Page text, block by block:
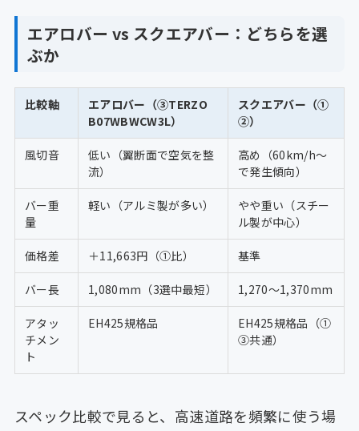
エアロバー vs スクエアバー：どちらを選
ぶか
比較軸
エアロバー（③TERZO
B07WBWCW3L）
スクエアバー（①
②）
風切音
低い（翼断面で空気を整
流）
高め（60km/h〜
で発生傾向）
バー重
量
軽い（アルミ製が多い）
やや重い（スチー
ル製が中心）
価格差 ＋11,663円（①比） 基準
バー長 1,080mm（3選中最短） 1,270〜1,370mm
アタッ
チメン
ト
EH425規格品
EH425規格品（①
③共通）
スペック比較で見ると、高速道路を頻繁に使う場